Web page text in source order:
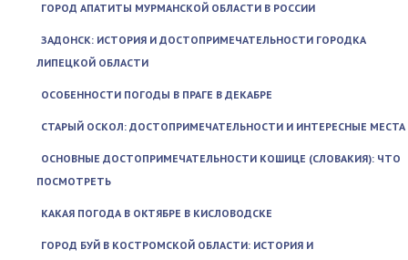
ГОРОД АПАТИТЫ МУРМАНСКОЙ ОБЛАСТИ В РОССИИ
ЗАДОНСК: ИСТОРИЯ И ДОСТОПРИМЕЧАТЕЛЬНОСТИ ГОРОДКА
ЛИПЕЦКОЙ ОБЛАСТИ
ОСОБЕННОСТИ ПОГОДЫ В ПРАГЕ В ДЕКАБРЕ
СТАРЫЙ ОСКОЛ: ДОСТОПРИМЕЧАТЕЛЬНОСТИ И ИНТЕРЕСНЫЕ МЕСТА
ОСНОВНЫЕ ДОСТОПРИМЕЧАТЕЛЬНОСТИ КОШИЦЕ (СЛОВАКИЯ): ЧТО
ПОСМОТРЕТЬ
КАКАЯ ПОГОДА В ОКТЯБРЕ В КИСЛОВОДСКЕ
ГОРОД БУЙ В КОСТРОМСКОЙ ОБЛАСТИ: ИСТОРИЯ И